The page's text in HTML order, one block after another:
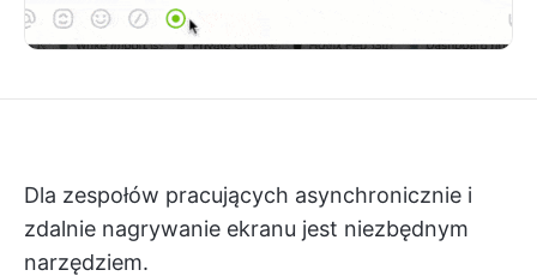
Dla zespołów pracujących asynchronicznie i
zdalnie nagrywanie ekranu jest niezbędnym
narzędziem.